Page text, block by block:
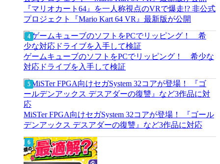
『マリオカート64』を一人称視点のVRで爆走!? 非公式
プロジェクト『Mario Kart 64 VR』最新版が公開
ゲームキューブのソフトをPCでリッピング！ 希少な
対応ドライブを入手して検証
MiSTer FPGA向けセガSystem 32コアが登場！ 『ゴール
デンアックス デスアダーの復讐』など3作品に対応